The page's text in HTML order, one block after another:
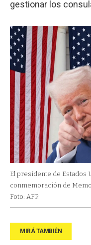
gestionar los
El presidente de Estados
conmemoración de
Foto: AFP.